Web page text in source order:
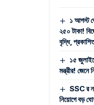
১ আগস্ট
২৫০ টাকা!
বৃদ্ধি,
১৫
মন্ত্রীর! জেনে
SSC র
নিয়োগে বড়